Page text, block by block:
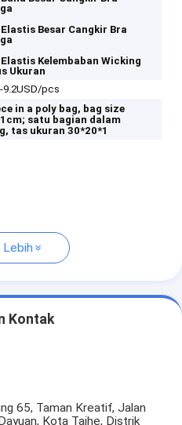
Besar Cangkir Bra
Kelembaban Wicking
Ukuran
9.2USD/pcs
in a poly bag, bag size
satu bagian dalam
tas ukuran 30*20*1
Lebih
Kontak
65, Taman Kreatif, Jalan
Kota Taihe, Distrik